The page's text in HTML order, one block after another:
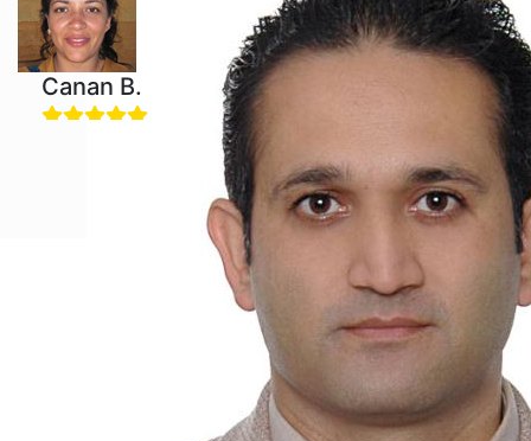
Canan B.
BWANS'ın iş İngilizcesi kursuna katılmak bu yıl
verdiğim en iyi karardı. Etkileşimli dersler ve ilgi çekici
içerik beni öğrenmeye hevesli tutuyor. Çevrimiçi
format programıma mükemmel uyum sağlıyor. Yazma
ve konuşma yeteneklerimde önemli gelişme.
Çevrimiçi kurslar hakkında şüphelerim vardı, ancak
BWANS beklentilerimi aştı. Öğretmenler üst düzey ve
English